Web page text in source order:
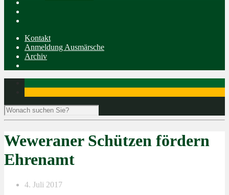
Kontakt
Anmeldung Ausmärsche
Archiv
Weweraner Schützen fördern
Ehrenamt
4. Juli 2017